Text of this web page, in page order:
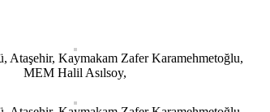
Ataşehir, Kaymakam Zafer Karamehmetoğlu,
MEM Halil Asılsoy,